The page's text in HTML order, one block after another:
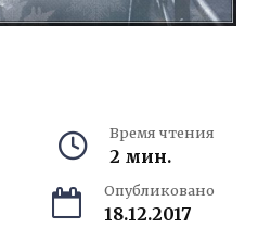
Время чтения
2 мин.
Опубликовано
18.12.2017